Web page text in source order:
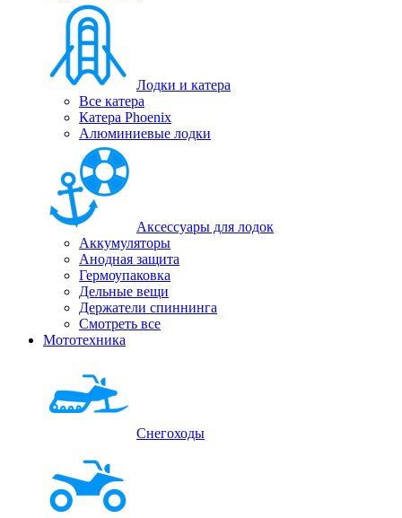
Лодки и катера
Все катера
Катера Phoenix
Алюминиевые лодки
Аксессуары для лодок
Аккумуляторы
Анодная защита
Гермоупаковка
Дельные вещи
Держатели спиннинга
Смотреть все
Мототехника
Снегоходы